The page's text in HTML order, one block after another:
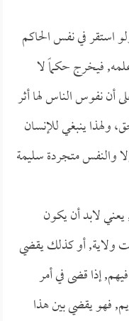
استقر في نفس الحاكم
فيخرج حكماً لا
أن نفوس الناس لها أثر
ولهذا ينبغي للإنسان
والنفس متجردة سليمة
لابد أن يكون
ولاية, أو كذلك يقضي
إذا قضى في أمر
فهو يقضي بين هذا